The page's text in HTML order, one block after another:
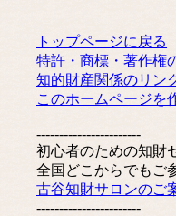
トップページに戻る
特許・商標・著作権
知的財産関係のリン
このホームページを
-----------------------
初心者のための知財
全国どこからでもご
古谷知財サロンのご
-----------------------